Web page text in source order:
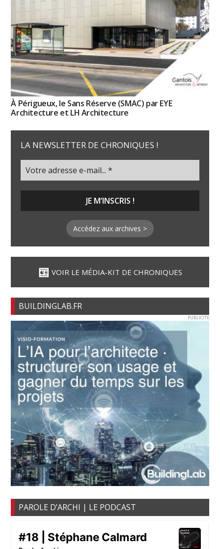
À Périgueux, le Sans Réserve (SMAC) par EYE
Architecture et LH Architecture
LA NEWSLETTER DE CHRONIQUES !
Accédez aux archives >
VOIR LE MÉDIA-KIT DE CHRONIQUES
BUILDINGLAB.FR
PUBLICITE
PAROLE D’ARCHI | LE PODCAST